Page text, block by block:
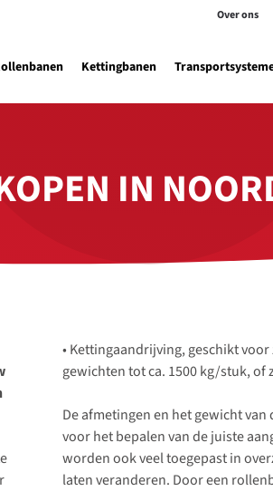
Over ons
Kettingbanen
IN
• Kettingaandrijving, geschikt
gewichten tot ca. 1500 kg/stuk, of
De afmetingen en het gewicht
voor het bepalen van de juiste
worden ook veel toegepast in
laten veranderen. Door een